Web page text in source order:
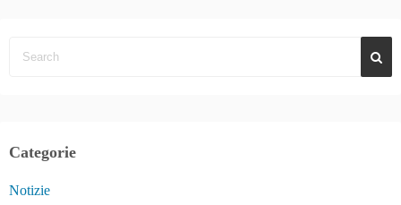
Categorie
Notizie